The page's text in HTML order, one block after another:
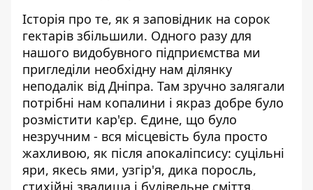
Історія про те, як я заповідник на сорок
гектарів збільшили. Одного разу для
нашого видобувного підприємства ми
пригледіли необхідну нам ділянку
неподалік від Дніпра. Там зручно залягали
потрібні нам копалини і якраз добре було
розмістити кар'єр. Єдине, що було
незручним - вся місцевість була просто
жахливою, як після апокаліпсису: суцільні
яри, якесь ями, узгір'я, дика поросль,
стихійні звалища і будівельне сміття.